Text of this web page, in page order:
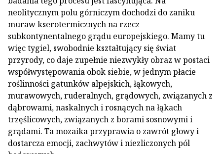
neolitycznym polu górniczym dochodzi do zaniku
muraw kserotermicznych na rzecz
subkontynentalnego grądu europejskiego. Mamy tu
więc tygiel, swobodnie kształtujący się świat
przyrody, co daje zupełnie niezwykły obraz w postaci
współwystępowania obok siebie, w jednym płacie
roślinności gatunków alpejskich, łąkowych,
murawowych, ruderalnych, grądowych, związanych z
dąbrowami, naskalnych i rosnących na łąkach
trzęślicowych, związanych z borami sosnowymi i
grądami. Ta mozaika przyprawia o zawrót głowy i
dostarcza emocji, zachwytów i niezliczonych pól